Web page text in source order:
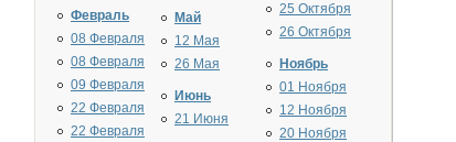
Февраль
08 Февраля
08 Февраля
09 Февраля
22 Февраля
22 Февраля
Май
12 Мая
26 Мая
Июнь
21 Июня
25 Октября
26 Октября
Ноябрь
01 Ноября
12 Ноября
20 Ноября